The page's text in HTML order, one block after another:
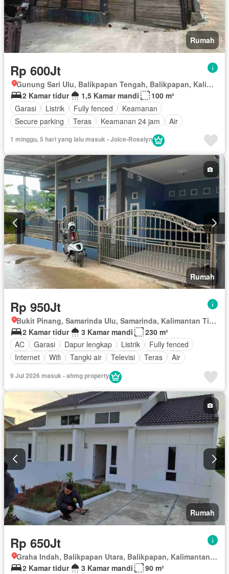
Rumah
Rp 600Jt
Gunung Sari Ulu, Balikpapan Tengah, Balikpapan, Kalimantan Timur
2 Kamar tidur
1,5 Kamar mandi
100 m²
Garasi
Listrik Fully fenced
Keamanan
Secure parking
Teras Keamanan 24 jam
Air
1 minggu, 5 hari yang lalu masuk - Joice-Rosalyn
Rumah
Rp 950Jt
Bukit Pinang, Samarinda Ulu, Samarinda, Kalimantan Timur
2 Kamar tidur
3 Kamar mandi
230 m²
AC
Garasi Dapur lengkap Listrik
Fully fenced
Internet
Wifi Tangki air Televisi Teras
Air
9 Jul 2026 masuk - ahmg property
Rumah
Rp 650Jt
Graha Indah, Balikpapan Utara, Balikpapan, Kalimantan Timur
2 Kamar tidur
3 Kamar mandi
90 m²